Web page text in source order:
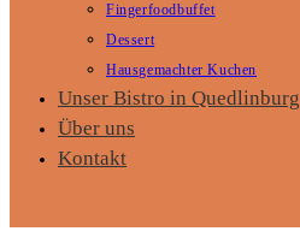
Fingerfoodbuffet
Dessert
Hausgemachter Kuchen
Unser Bistro in Quedlinburg
Über uns
Kontakt